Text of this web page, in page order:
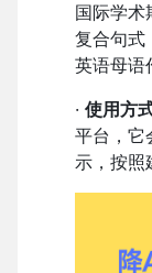
国际学术
复合句式
英语母语
· 使用方
平台，它
示，按照